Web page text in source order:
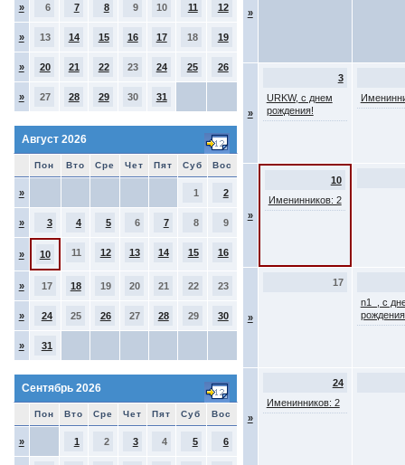
» 6 7 8 9 10 11 12
» 13 14 15 16 17 18 19
» 20 21 22 23 24 25 26
» 27 28 29 30 31
Август 2026
Пон Вто Сре Чет Пят Суб Вос
» 1 2
» 3 4 5 6 7 8 9
» 10 11 12 13 14 15 16
» 17 18 19 20 21 22 23
» 24 25 26 27 28 29 30
» 31
Сентябрь 2026
Пон Вто Сре Чет Пят Суб Вос
» 1 2 3 4 5 6
»
»
3
URKW, с днем
рождения!
»
10
Именинников: 2
»
17
n1_, с
»
24
Именинников: 2